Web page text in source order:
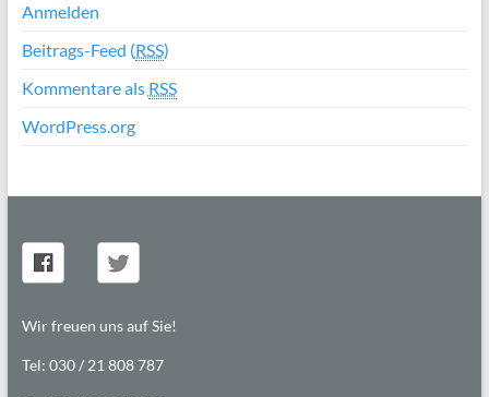
Anmelden
Beitrags-Feed (RSS)
Kommentare als RSS
WordPress.org
Wir freuen uns auf Sie!
Tel: 030 / 21 808 787